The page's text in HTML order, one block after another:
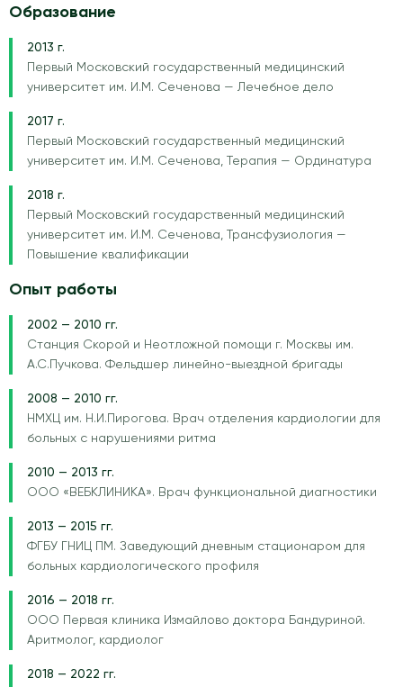
Образование
2013 г.
Первый Московский государственный медицинский
университет им. И.М. Сеченова — Лечебное дело
2017 г.
Первый Московский государственный медицинский
университет им. И.М. Сеченова, Терапия — Ординатура
2018 г.
Первый Московский государственный медицинский
университет им. И.М. Сеченова, Трансфузиология —
Повышение квалификации
Опыт работы
2002 — 2010 гг.
Станция Скорой и Неотложной помощи г. Москвы им.
А.С.Пучкова. Фельдшер линейно-выездной бригады
2008 — 2010 гг.
НМХЦ им. Н.И.Пирогова. Врач отделения кардиологии для
больных с нарушениями ритма
2010 — 2013 гг.
ООО «ВЕБКЛИНИКА». Врач функциональной диагностики
2013 — 2015 гг.
ФГБУ ГНИЦ ПМ. Заведующий дневным стационаром для
больных кардиологического профиля
2016 — 2018 гг.
ООО Первая клиника Измайлово доктора Бандуриной.
Аритмолог, кардиолог
2018 — 2022 гг.